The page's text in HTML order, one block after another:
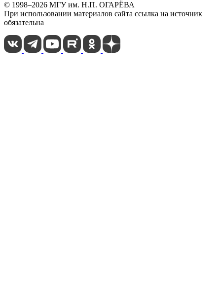
© 1998–2026 МГУ им. Н.П. ОГАРЁВА
При использовании материалов сайта ссылка на источник
обязательна